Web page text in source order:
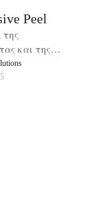
Peel
και της
του δέρματος!